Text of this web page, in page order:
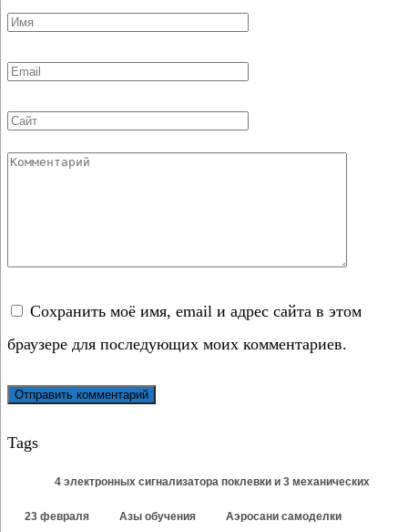
Имя
Email
Сайт
Комментарий
Сохранить моё имя, email и адрес сайта в этом
браузере для последующих моих комментариев.
Tags
4 электронных сигнализатора поклевки и 3 механических
23 февраля Азы обучения Аэросани самоделки